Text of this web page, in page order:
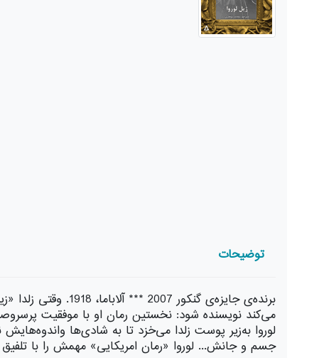
توضیحات
برنده‌ی جایزه‌ی
می‌کند نویسنده شود: نخستین رمان او با موفقیت
لوروا به‌زیر پوست زلدا می‌خزد تا به شادی‌ها
جسم و جانش... لوروا «رمان امریکایی» مهمش را با